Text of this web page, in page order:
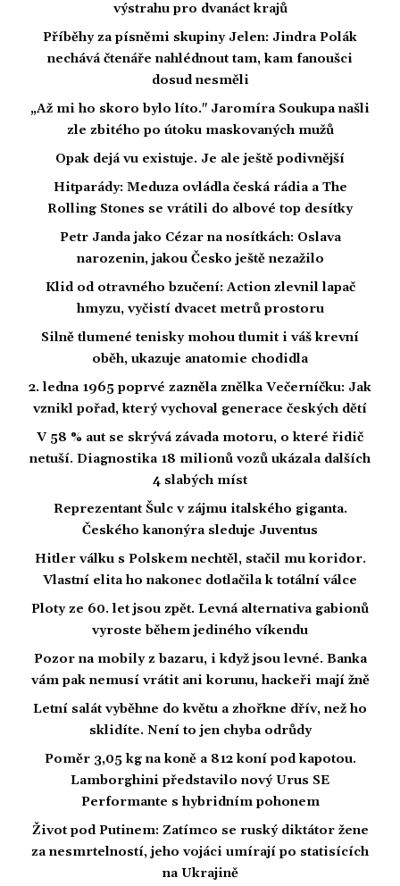
výstrahu pro dvanáct krajů
Příběhy za písněmi skupiny Jelen: Jindra Polák
nechává čtenáře nahlédnout tam, kam fanoušci
dosud nesměli
„Až mi ho skoro bylo líto." Jaromíra Soukupa našli
zle zbitého po útoku maskovaných mužů
Opak dejá vu existuje. Je ale ještě podivnější
Hitparády: Meduza ovládla česká rádia a The
Rolling Stones se vrátili do albové top desítky
Petr Janda jako Cézar na nosítkách: Oslava
narozenin, jakou Česko ještě nezažilo
Klid od otravného bzučení: Action zlevnil lapač
hmyzu, vyčistí dvacet metrů prostoru
Silně tlumené tenisky mohou tlumit i váš krevní
oběh, ukazuje anatomie chodidla
2. ledna 1965 poprvé zazněla znělka Večerníčku: Jak
vznikl pořad, který vychoval generace českých dětí
V 58 % aut se skrývá závada motoru, o které řidič
netuší. Diagnostika 18 milionů vozů ukázala dalších
4 slabých míst
Reprezentant Šulc v zájmu italského giganta.
Českého kanonýra sleduje Juventus
Hitler válku s Polskem nechtěl, stačil mu koridor.
Vlastní elita ho nakonec dotlačila k totální válce
Ploty ze 60. let jsou zpět. Levná alternativa gabionů
vyroste během jediného víkendu
Pozor na mobily z bazaru, i když jsou levné. Banka
vám pak nemusí vrátit ani korunu, hackeři mají žně
Letní salát vyběhne do květu a zhořkne dřív, než ho
sklidíte. Není to jen chyba odrůdy
Poměr 3,05 kg na koně a 812 koní pod kapotou.
Lamborghini představilo nový Urus SE
Performante s hybridním pohonem
Život pod Putinem: Zatímco se ruský diktátor žene
za nesmrtelností, jeho vojáci umírají po statisících
na Ukrajině